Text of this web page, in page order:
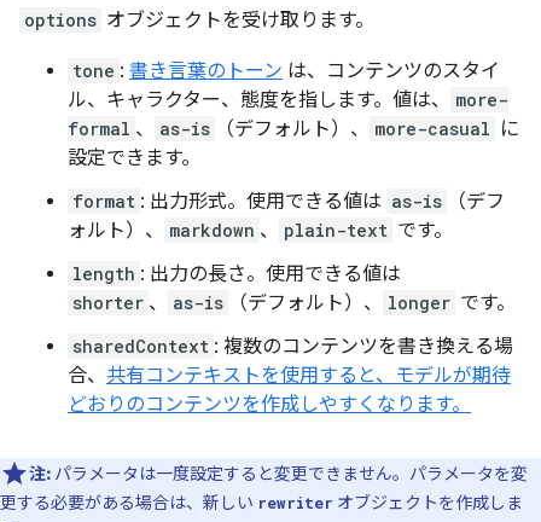
options オブジェクトを受け取ります。
tone : 書き言葉のトーン は、コンテンツのスタイ
ル、キャラクター、態度を指します。値は、
more-
formal 、 as-is （デフォルト）、 more-casual に
設定できます。
format : 出力形式。使用できる値は as-is
（デフ
ォルト）、
markdown 、 plain-text です。
length : 出力の長さ。使用できる値は
shorter 、 as-is （デフォルト）、 longer です。
sharedContext : 複数のコンテンツを書き換える場
合、 共有コンテキストを使用すると、モデルが期待
どおりのコンテンツを作成しやすくなります。
注: パラメータは一度設定すると変更できません。パラメータを変
更する必要がある場合は、新しい rewriter オブジェクトを作成しま